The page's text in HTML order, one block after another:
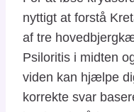
nyttigt at forstå
af tre
Psiloritis i midten
viden kan hjælpe
korrekte svar